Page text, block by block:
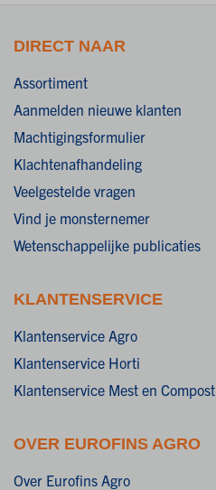
DIRECT NAAR
Assortiment
Aanmelden nieuwe klanten
Machtigingsformulier
Klachtenafhandeling
Veelgestelde vragen
Vind je monsternemer
Wetenschappelijke publicaties
KLANTENSERVICE
Klantenservice Agro
Klantenservice Horti
Klantenservice Mest en Compost
OVER EUROFINS AGRO
Over Eurofins Agro